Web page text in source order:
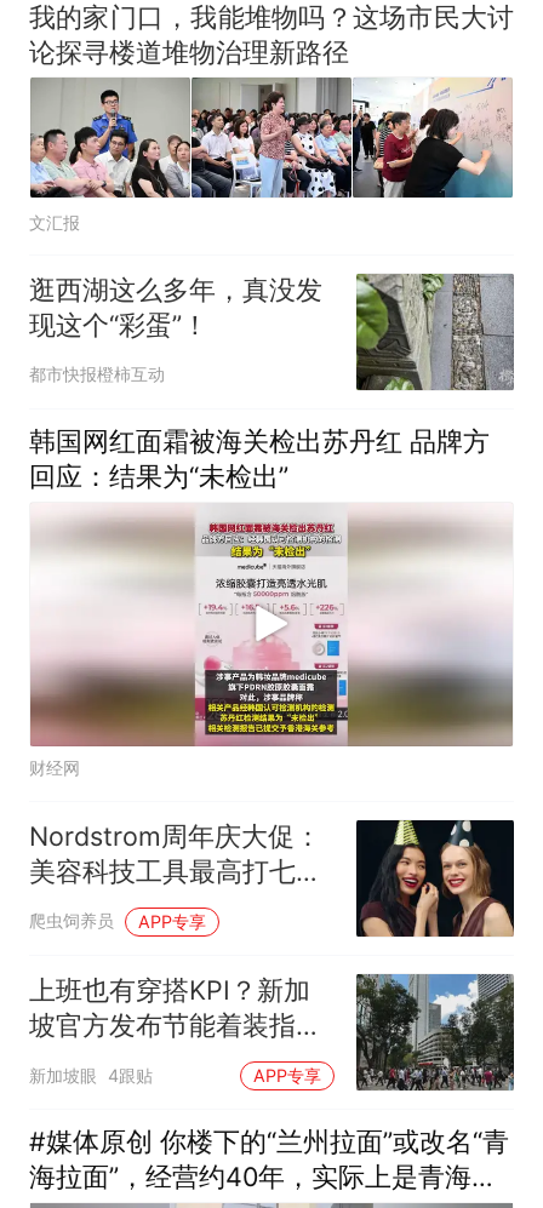
我的家门口，我能堆物吗？这场市民大讨
论探寻楼道堆物治理新路径
文汇报
逛西湖这么多年，真没发
现这个“彩蛋”！
都市快报橙柿互动
韩国网红面霜被海关检出苏丹红 品牌方
回应：结果为“未检出”
财经网
Nordstrom周年庆大促：
美容科技工具最高打七
折，Dermaflash等品牌参
爬虫饲养员 APP专享
上班也有穿搭KPI？新加
坡官方发布节能着装指
南，最推荐这样穿！
新加坡眼 4跟贴 APP专享
#媒体原创 你楼下的“兰州拉面”或改名“青
海拉面”，经营约40年，实际上是青海人